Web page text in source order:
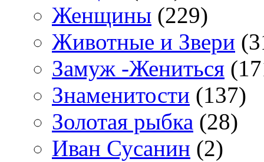
Женщины (229)
Животные и Звери
Замуж -Жениться
Знаменитости (137)
Золотая рыбка (28)
Иван Сусанин (2)